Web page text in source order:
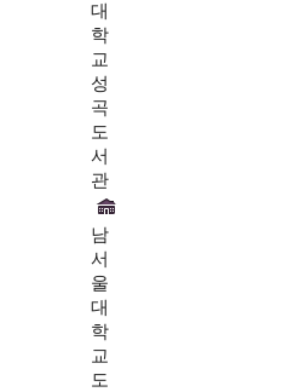
대
학
교
성
곡
도
서
관
남
서
울
대
학
교
도